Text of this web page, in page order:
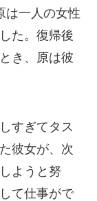
は一人の女性
た。復帰後
き、原は彼
すぎてタス
彼女が、次
ようと努
て仕事がで